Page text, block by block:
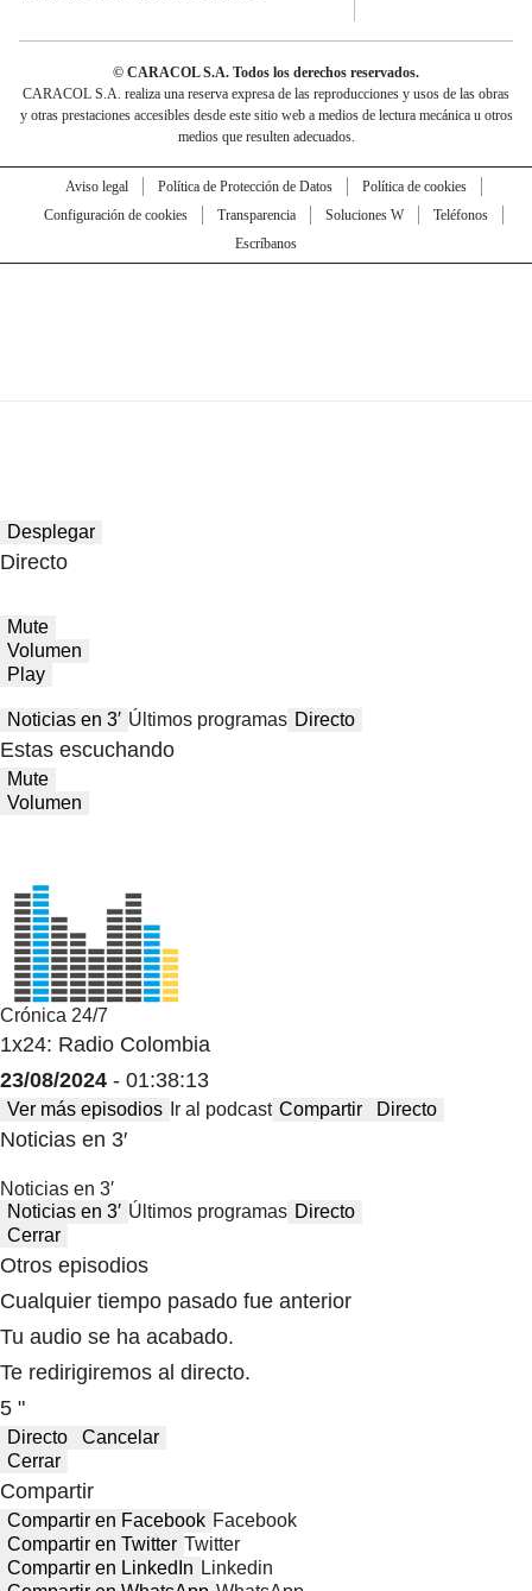
© CARACOL S.A. Todos los derechos reservados.
CARACOL S.A. realiza una reserva expresa de las reproducciones y usos de las obras
y otras prestaciones accesibles desde este sitio web a medios de lectura mecánica u otros
medios que resulten adecuados.
Aviso legal Política de Protección de Datos
Política de cookies
Configuración de cookies
Transparencia Soluciones W
Teléfonos
Escríbanos
Desplegar
Directo
Mute
Volumen
Play
Noticias en 3′ Últimos programas Directo
Estas escuchando
Mute
Volumen
Crónica 24/7
1x24: Radio Colombia
23/08/2024 - 01:38:13
Ver más episodios Ir al podcast Compartir Directo
Noticias en 3′
Noticias en 3′
Noticias en 3′ Últimos programas Directo
Cerrar
Otros episodios
Cualquier tiempo pasado fue anterior
Tu audio se ha acabado.
Te redirigiremos al directo.
5 "
Directo
Cancelar
Cerrar
Compartir
Compartir en Facebook Facebook
Compartir en Twitter Twitter
Compartir en LinkedIn Linkedin